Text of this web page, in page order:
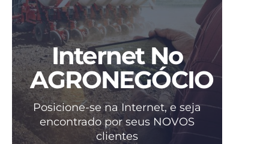
Internet No
AGRONEGÓCIO
Posicione-se na Internet, e seja
encontrado por seus NOVOS
clientes